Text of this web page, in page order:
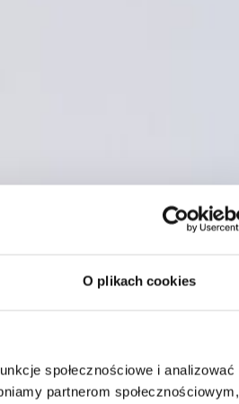
O plikach cookies
społecznościowe i analizować
partnerom społecznościowym,